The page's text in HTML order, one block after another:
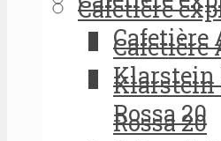
Cafetière
Klarstein
Rossa 20
Cafetière
Cafetière
Klarstein
Rossa 20